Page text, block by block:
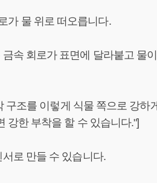
가 물 위로 떠오릅니다.
속 회로가 표면에 달라붙고 물
구조를 이렇게 식물 쪽으로 강하
강한 부착을 할 수 있습니다."]
로 만들 수 있습니다.